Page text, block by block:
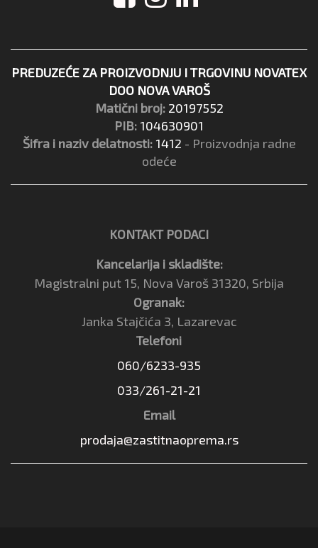
PREDUZEĆE ZA PROIZVODNJU I TRGOVINU NOVATEX
DOO NOVA VAROŠ
Matični broj: 20197552
PIB: 104630901
Šifra i naziv delatnosti: 1412 - Proizvodnja radne
odeće
KONTAKT PODACI
Kancelarija i skladište:
Magistralni put 15, Nova Varoš 31320, Srbija
Ogranak:
Janka Stajčića 3, Lazarevac
Telefoni
060/6233-935
033/261-21-21
Email
prodaja@zastitnaoprema.rs